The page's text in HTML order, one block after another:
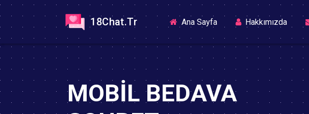
18Chat.Tr Ana Sayfa(current)Hakkımızda
MOBIL BEDAVA